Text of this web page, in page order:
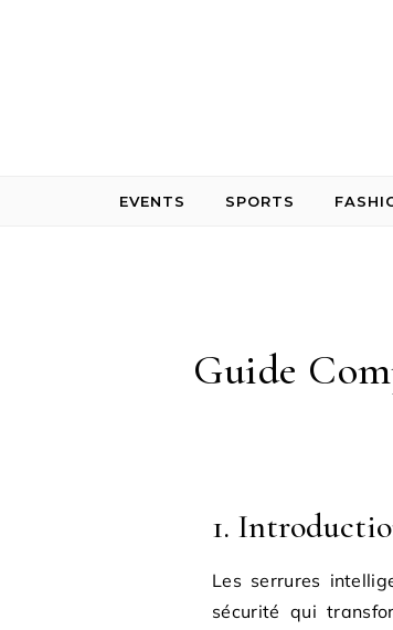
EVENTS SPORTS
Guide
1.
Les serrures
sécurité qui